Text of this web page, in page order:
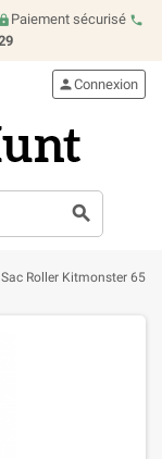
lock Paiement sécurisé call
search
personConnexion
Sac Roller Kitmonster 65 L